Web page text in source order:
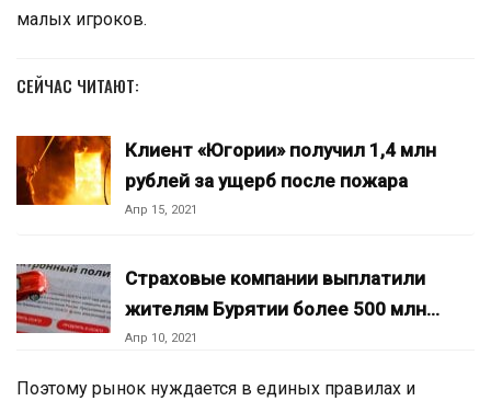
малых игроков.
СЕЙЧАС ЧИТАЮТ:
Клиент «Югории» получил 1,4 млн
рублей за ущерб после пожара
Апр 15, 2021
Страховые компании выплатили
жителям Бурятии более 500 млн…
Апр 10, 2021
Поэтому рынок нуждается в единых правилах и